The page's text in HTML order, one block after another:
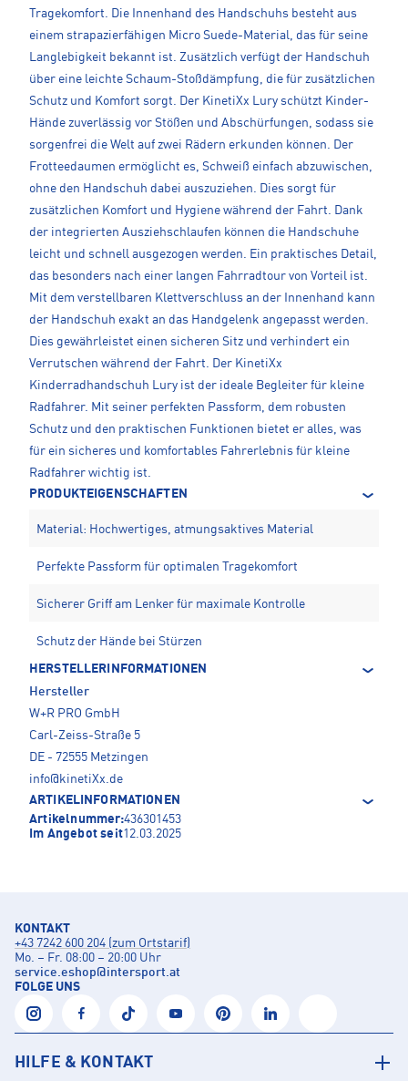
Tragekomfort. Die Innenhand des Handschuhs besteht aus
einem strapazierfähigen Micro Suede-Material, das für seine
Langlebigkeit bekannt ist. Zusätzlich verfügt der Handschuh
über eine leichte Schaum-Stoßdämpfung, die für zusätzlichen
Schutz und Komfort sorgt. Der KinetiXx Lury schützt Kinder-
Hände zuverlässig vor Stößen und Abschürfungen, sodass sie
sorgenfrei die Welt auf zwei Rädern erkunden können. Der
Frotteedaumen ermöglicht es, Schweiß einfach abzuwischen,
ohne den Handschuh dabei auszuziehen. Dies sorgt für
zusätzlichen Komfort und Hygiene während der Fahrt. Dank
der integrierten Ausziehschlaufen können die Handschuhe
leicht und schnell ausgezogen werden. Ein praktisches Detail,
das besonders nach einer langen Fahrradtour von Vorteil ist.
Mit dem verstellbaren Klettverschluss an der Innenhand kann
der Handschuh exakt an das Handgelenk angepasst werden.
Dies gewährleistet einen sicheren Sitz und verhindert ein
Verrutschen während der Fahrt. Der KinetiXx
Kinderradhandschuh Lury ist der ideale Begleiter für kleine
Radfahrer. Mit seiner perfekten Passform, dem robusten
Schutz und den praktischen Funktionen bietet er alles, was
für ein sicheres und komfortables Fahrerlebnis für kleine
Radfahrer wichtig ist.
PRODUKTEIGENSCHAFTEN
Material: Hochwertiges, atmungsaktives Material
Perfekte Passform für optimalen Tragekomfort
Sicherer Griff am Lenker für maximale Kontrolle
Schutz der Hände bei Stürzen
HERSTELLERINFORMATIONEN
Hersteller
W+R PRO GmbH
Carl-Zeiss-Straße 5
DE - 72555 Metzingen
info@kinetiXx.de
ARTIKELINFORMATIONEN
Artikelnummer:436301453
Im Angebot seit12.03.2025
KONTAKT
+43 7242 600 204 (zum Ortstarif)
Mo. – Fr. 08:00 – 20:00 Uhr
service.eshop@intersport.at
FOLGE UNS
HILFE & KONTAKT